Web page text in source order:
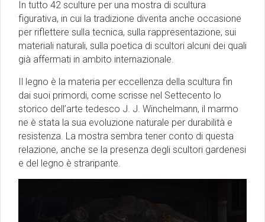
In tutto 42 sculture per una mostra di scultura
figurativa, in cui la tradizione diventa anche occasione
per riflettere sulla tecnica, sulla rappresentazione, sui
materiali naturali, sulla poetica di scultori alcuni dei quali
già affermati in ambito internazionale.
Il legno è la materia per eccellenza della scultura fin
dai suoi primordi, come scrisse nel Settecento lo
storico dell’arte tedesco J. J. Winchelmann, il marmo
ne è stata la sua evoluzione naturale per durabilità e
resistenza. La mostra sembra tener conto di questa
relazione, anche se la presenza degli scultori gardenesi
e del legno è straripante.